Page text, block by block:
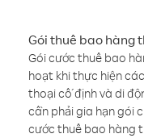
Gói thuê bao hàng
Gói cước thuê bao
hoạt khi thực hiện
thoại cố định và di
cần phải gia hạn gói
cước thuê bao hàng